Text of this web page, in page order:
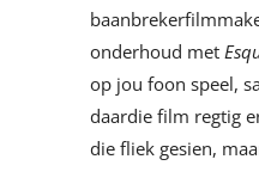
onderhoud met
op jou foon speel,
daardie film regtig
die fliek gesien,